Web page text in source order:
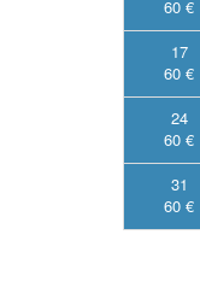
60 €
17
60 €
24
60 €
31
60 €